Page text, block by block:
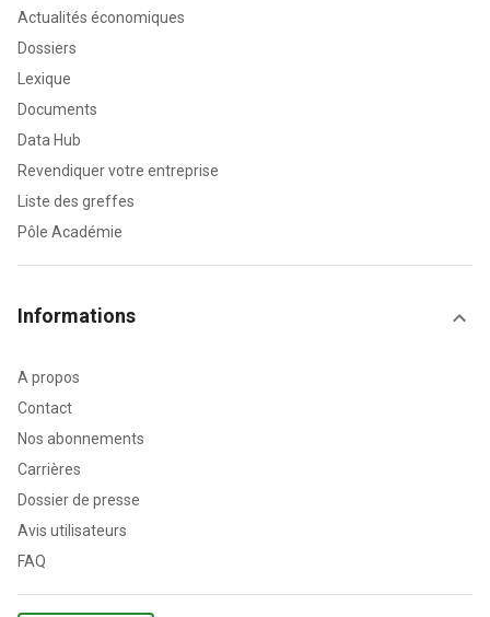
Actualités économiques
Dossiers
Lexique
Documents
Data Hub
Revendiquer votre entreprise
Liste des greffes
Pôle Académie
Informations
A propos
Contact
Nos abonnements
Carrières
Dossier de presse
Avis utilisateurs
FAQ